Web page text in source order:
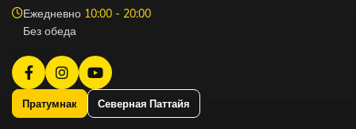
Ежедневно 10:00 - 20:00
Без обеда
Пратумнак Северная Паттайя